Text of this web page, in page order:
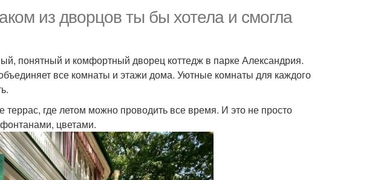
из дворцов ты бы хотела и смогла
понятный и комфортный дворец коттедж в парке Александрия.
все комнаты и этажи дома. Уютные комнаты для каждого
где летом можно проводить все время. И это не просто
цветами.